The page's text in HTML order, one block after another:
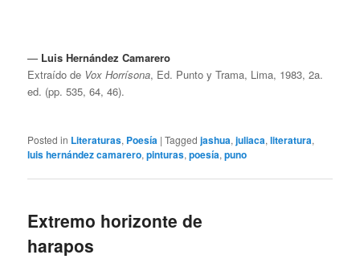
— Luis Hernández Camarero
Extraído de Vox Horrísona, Ed. Punto y Trama, Lima, 1983, 2a.
ed. (pp. 535, 64, 46).
Posted in Literaturas, Poesía |Tagged jashua,juliaca,literatura,
luis hernández camarero,pinturas,poesía,puno
Extremo horizonte de
harapos